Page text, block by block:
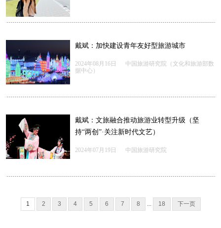
戴斌：加快建设青年友好型旅游城市
2024年08月16日
中国旅游研究院（文化和旅游部数
据中心）
戴斌：文旅融合推动旅游业转型升级（坚
持“两创”·关注新时代文艺）
2024年07月19日 中国旅游研究院
1 2 3 4 5 6 7 8 ... 18 下一页